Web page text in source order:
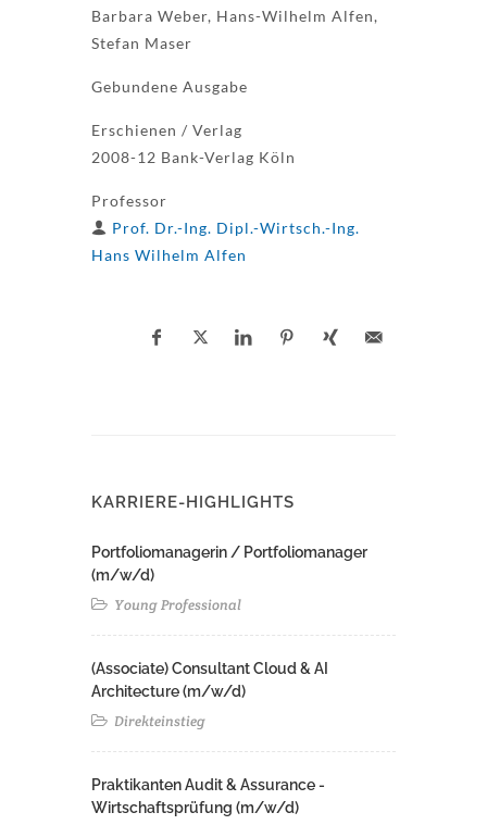
Barbara Weber, Hans-Wilhelm Alfen,
Stefan Maser
Gebundene Ausgabe
Erschienen / Verlag
2008-12 Bank-Verlag Köln
Professor
Prof. Dr.-Ing. Dipl.-Wirtsch.-Ing.
Hans Wilhelm Alfen
KARRIERE-HIGHLIGHTS
Portfoliomanagerin / Portfoliomanager
(m/w/d)
Young Professional
(Associate) Consultant Cloud & AI
Architecture (m/w/d)​ ​
Direkteinstieg
Praktikanten Audit & Assurance -
Wirtschaftsprüfung (m/w/d)